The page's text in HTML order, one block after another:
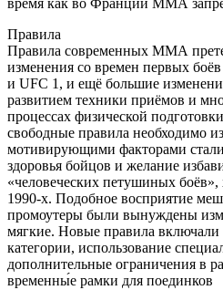
время как во Франции ММА
Правила
Правила современных ММА
изменения со времен первых
и UFC 1, и ещё большие
развитием техники приёмов и
процессах физической
свободные правила необходимо
мотивирующими факторами
здоровья бойцов и желание
«человеческих петушиных боёв»,
1990-х. Подобное восприятие
промоутеры были вынуждены
мягкие. Новые правила включали
категории, использование
дополнительные ограничения в
временны́е рамки для поединков